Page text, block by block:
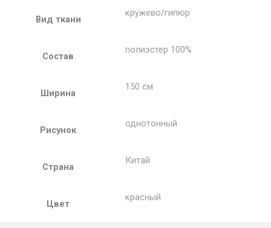
Вид ткани
кружево/гипюр
Состав
полиэстер 100%
Ширина
150 см
Рисунок
однотонный
Страна
Китай
Цвет
красный